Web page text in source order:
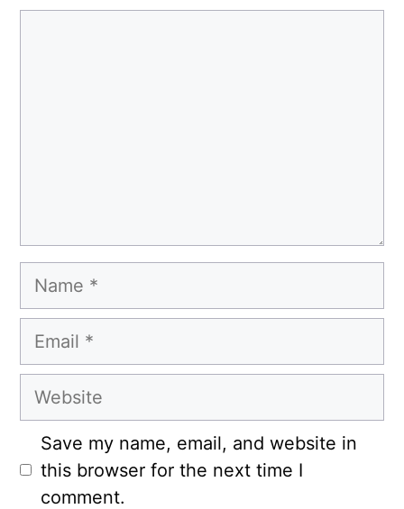
Name
Email
Website
Save my name, email, and website in
this browser for the next time I
comment.